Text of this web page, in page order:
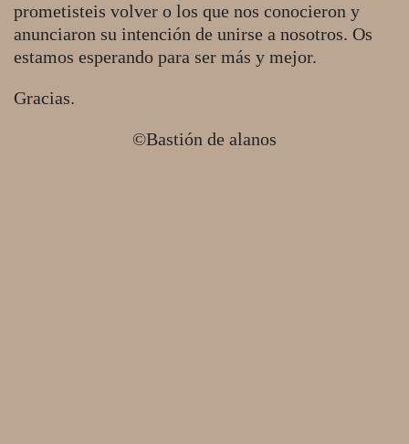
prometisteis volver o los que nos conocieron y
anunciaron su intención de unirse a nosotros. Os
estamos esperando para ser más y mejor.
Gracias.
©Bastión de alanos